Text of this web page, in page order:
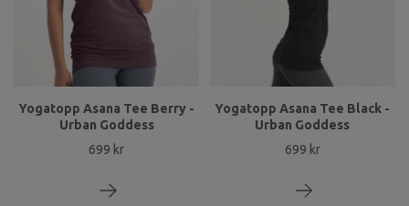
Yogatopp Asana Tee Berry -
Urban Goddess
699 kr
Yogatopp Asana Tee Black -
Urban Goddess
699 kr